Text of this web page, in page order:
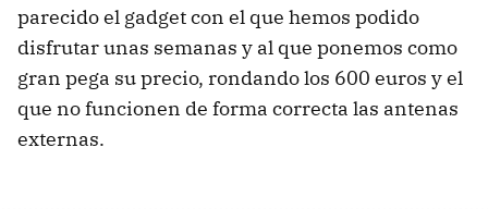
parecido el gadget con el que hemos podido
disfrutar unas semanas y al que ponemos como
gran pega su precio, rondando los 600 euros y el
que no funcionen de forma correcta las antenas
externas.